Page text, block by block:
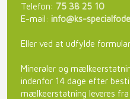
Telefon: 75 38 25 10
E-mail: info@ks-
Eller ved at udfylde
Mineraler og
indenfor 14 dage efter
mælkeerstatning leveres